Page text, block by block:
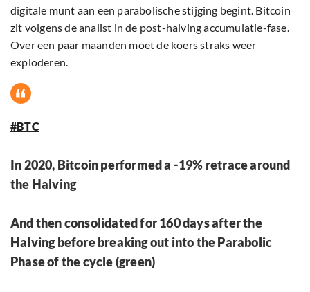
digitale munt aan een parabolische stijging begint. Bitcoin
zit volgens de analist in de post-halving accumulatie-fase.
Over een paar maanden moet de koers straks weer
exploderen.
#BTC
In 2020, Bitcoin performed a -19% retrace around
the Halving
And then consolidated for 160 days after the
Halving before breaking out into the Parabolic
Phase of the cycle (green)